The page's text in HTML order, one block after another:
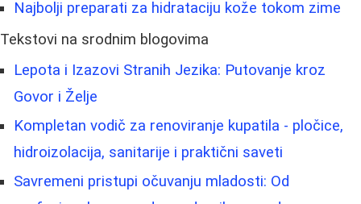
Najbolji preparati za hidrataciju kože tokom zime
Tekstovi na srodnim blogovima
Lepota i Izazovi Stranih Jezika: Putovanje kroz
Govor i Želje
Kompletan vodič za renoviranje kupatila - pločice,
hidroizolacija, sanitarije i praktični saveti
Savremeni pristupi očuvanju mladosti: Od